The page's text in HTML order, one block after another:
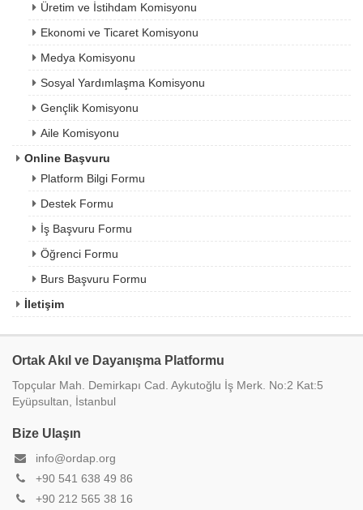
Üretim ve İstihdam Komisyonu
Ekonomi ve Ticaret Komisyonu
Medya Komisyonu
Sosyal Yardımlaşma Komisyonu
Gençlik Komisyonu
Aile Komisyonu
Online Başvuru
Platform Bilgi Formu
Destek Formu
İş Başvuru Formu
Öğrenci Formu
Burs Başvuru Formu
İletişim
Ortak Akıl ve Dayanışma Platformu
Topçular Mah. Demirkapı Cad. Aykutoğlu İş Merk. No:2 Kat:5
Eyüpsultan, İstanbul
Bize Ulaşın
info@ordap.org
+90 541 638 49 86
+90 212 565 38 16